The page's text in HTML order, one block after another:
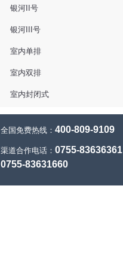
银河II号
银河III号
室内单排
室内双排
室内封闭式
全国免费热线：400-809-9109
渠道合作电话：0755-83636361
0755-83631660